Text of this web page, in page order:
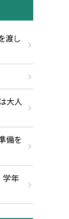
渡し
大人
備を
年